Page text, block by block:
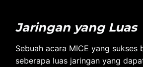
Jaringan yang Luas
Sebuah acara MICE yang
seberapa luas jaringan yang